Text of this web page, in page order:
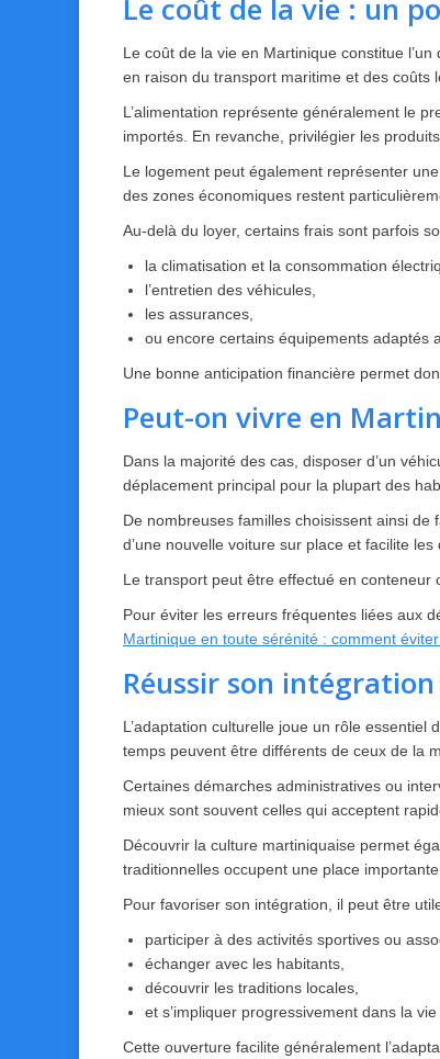
Le coût de la vie : un
Le coût de la vie en Martinique constitue
en raison du transport maritime et des coûts
L’alimentation représente généralement le
importés. En revanche, privilégier les
Le logement peut également représenter
des zones économiques restent
Au-delà du loyer, certains frais sont parfois
la climatisation et la consommation
l’entretien des véhicules,
les assurances,
ou encore certains équipements adaptés
Une bonne anticipation financière permet
Peut-on vivre en
Dans la majorité des cas, disposer d’un
déplacement principal pour la plupart des
De nombreuses familles choisissent ainsi de
d’une nouvelle voiture sur place et facilite les
Le transport peut être effectué en conteneur
Pour éviter les erreurs fréquentes liées aux
Martinique en toute sérénité : comment
Réussir son
L’adaptation culturelle joue un rôle
temps peuvent être différents de ceux de la
Certaines démarches administratives ou
mieux sont souvent celles qui acceptent
Découvrir la culture martiniquaise permet
traditionnelles occupent une place
Pour favoriser son intégration, il peut être
participer à des activités sportives ou
échanger avec les habitants,
découvrir les traditions locales,
et s’impliquer progressivement dans la vie
Cette ouverture facilite généralement